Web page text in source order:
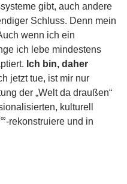
gibt, auch andere
Schluss. Denn mein
wenn ich ein
ich lebe mindestens
Ich bin, daher
jetzt tue, ist mir nur
der „Welt da draußen“
kulturell
-rekonstruiere und in